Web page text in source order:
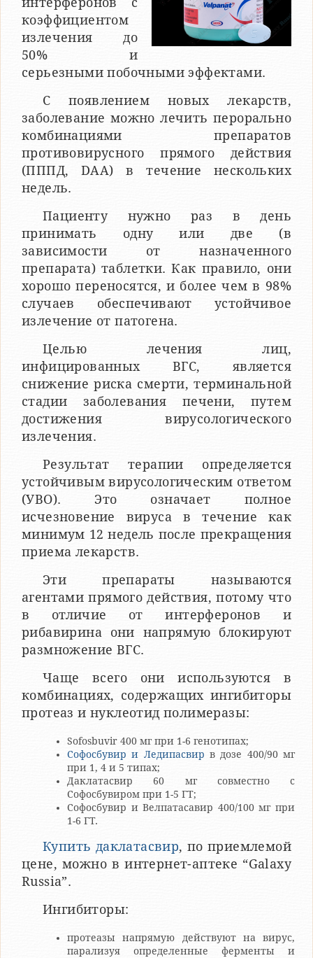
коэффициентом
излечения до
50% и
серьезными побочными эффектами.
С появлением новых лекарств,
заболевание можно лечить перорально
комбинациями препаратов
противовирусного прямого действия
(ПППД, DAA) в течение нескольких
недель.
Пациенту нужно раз в день
принимать одну или две (в
зависимости от назначенного
препарата) таблетки. Как правило, они
хорошо переносятся, и более чем в 98%
случаев обеспечивают устойчивое
излечение от патогена.
Целью лечения лиц,
инфицированных ВГС, является
снижение риска смерти, терминальной
стадии заболевания печени, путем
достижения вирусологического
излечения.
Результат терапии определяется
устойчивым вирусологическим ответом
(УВО). Это означает полное
исчезновение вируса в течение как
минимум 12 недель после прекращения
приема лекарств.
Эти препараты называются
агентами прямого действия, потому что
в отличие от интерферонов и
рибавирина они напрямую блокируют
размножение ВГС.
Чаще всего они используются в
комбинациях, содержащих ингибиторы
протеаз и нуклеотид полимеразы:
Sofosbuvir 400 мг при 1-6 генотипах;
Софосбувир и Ледипасвир в дозе 400/90 мг
при 1, 4 и 5 типах;
Даклатасвир 60 мг совместно с
Софосбувиром при 1-5 ГТ;
Софосбувир и Велпатасавир 400/100 мг при
1-6 ГТ.
Купить даклатасвир, по приемлемой
цене, можно в интернет-аптеке “Galaxy
Russia”.
Ингибиторы:
протеазы напрямую действуют на вирус,
парализуя определенные ферменты и